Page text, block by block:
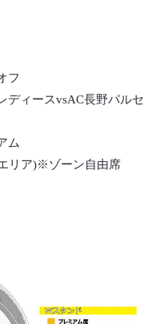
フ
ディースvsAC長野パルセ
ム
リア)※ゾーン自由席